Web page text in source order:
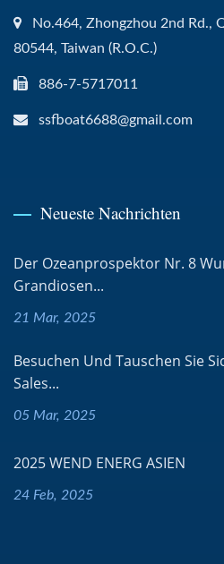
No.464, Zhongzhou 2nd Rd.,
80544, Taiwan (R.O.C.)
886-7-5717011
ssfboat6688@gmail.com
Neueste Nachrichten
Der Ozeanprospektor Nr. 8
Grandiosen...
21 Mar, 2025
Besuchen Und Tauschen Sie
Sales...
05 Mar, 2025
2025 WEND ENERG ASIEN
24 Feb, 2025